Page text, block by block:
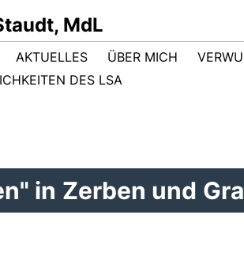
MdL
AKTUELLES ÜBER MICH
DES LSA
in Zerben und